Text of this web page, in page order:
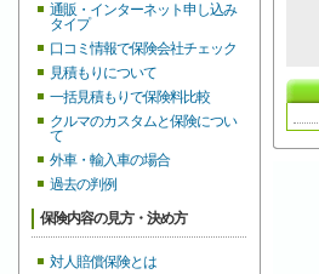
通販・インターネット申し込み
タイプ
口コミ情報で保険会社チェック
見積もりについて
一括見積もりで保険料比較
クルマのカスタムと保険につい
て
外車・輸入車の場合
過去の判例
保険内容の見方・決め方
対人賠償保険とは